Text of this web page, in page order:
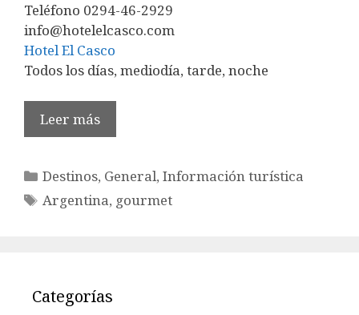
Teléfono 0294-46-2929
info@hotelelcasco.com
Hotel El Casco
Todos los días, mediodía, tarde, noche
Leer más
Categorías
Destinos, General,Información turística
Etiquetas
Argentina, gourmet
Categorías